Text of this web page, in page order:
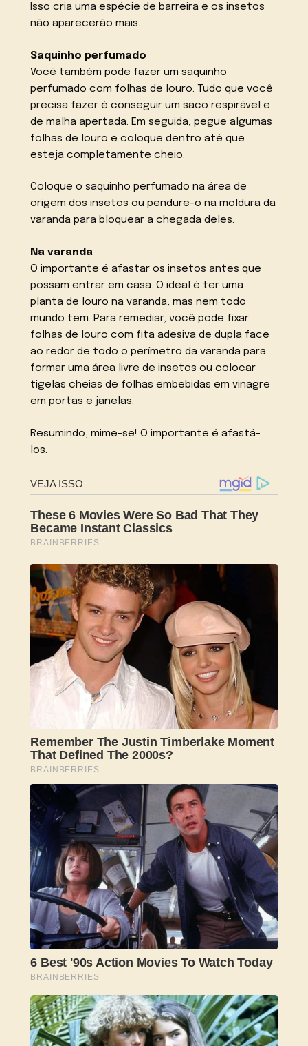
Isso cria uma espécie de barreira e os insetos
não aparecerão mais.
Saquinho perfumado
Você também pode fazer um saquinho
perfumado com folhas de louro. Tudo que você
precisa fazer é conseguir um saco respirável e
de malha apertada. Em seguida, pegue algumas
folhas de louro e coloque dentro até que
esteja completamente cheio.
Coloque o saquinho perfumado na área de
origem dos insetos ou pendure-o na moldura da
varanda para bloquear a chegada deles.
Na varanda
O importante é afastar os insetos antes que
possam entrar em casa. O ideal é ter uma
planta de louro na varanda, mas nem todo
mundo tem. Para remediar, você pode fixar
folhas de louro com fita adesiva de dupla face
ao redor de todo o perímetro da varanda para
formar uma área livre de insetos ou colocar
tigelas cheias de folhas embebidas em vinagre
em portas e janelas.
Resumindo, mime-se! O importante é afastá-
los.